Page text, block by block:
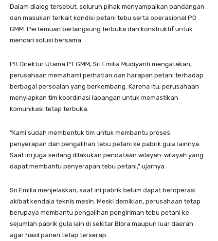
Dalam dialog tersebut, seluruh pihak menyampaikan pandangan
dan masukan terkait kondisi petani tebu serta operasional PG
GMM. Pertemuan berlangsung terbuka dan konstruktif untuk
mencari solusi bersama.
Plt Direktur Utama PT GMM, Sri Emilia Mudiyanti mengatakan,
perusahaan memahami perhatian dan harapan petani terhadap
berbagai persoalan yang berkembang. Karena itu, perusahaan
menyiapkan tim koordinasi lapangan untuk memastikan
komunikasi tetap terbuka.
“Kami sudah membentuk tim untuk membantu proses
penyerapan dan pengalihan tebu petani ke pabrik gula lainnya.
Saat ini juga sedang dilakukan pendataan wilayah-wilayah yang
dapat membantu penyerapan tebu petani,” ujarnya.
Sri Emilia menjelaskan, saat ini pabrik belum dapat beroperasi
akibat kendala teknis mesin. Meski demikian, perusahaan tetap
berupaya membantu pengalihan pengiriman tebu petani ke
sejumlah pabrik gula lain di sekitar Blora maupun luar daerah
agar hasil panen tetap terserap.